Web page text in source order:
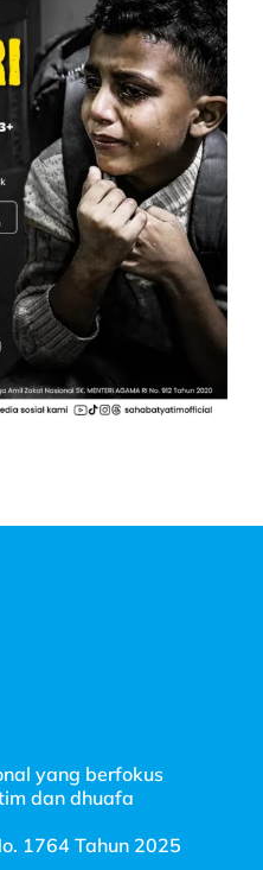
yang berfokus
dan dhuafa
1764 Tahun 2025